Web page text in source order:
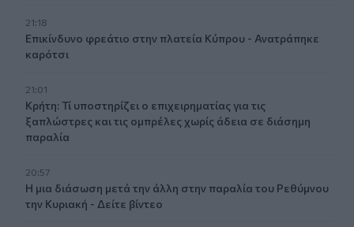
21:18
Επικίνδυνο φρεάτιο στην πλατεία Κύπρου - Ανατράπηκε
καρότσι
21:01
Κρήτη: Τί υποστηρίζει ο επιχειρηματίας για τις
ξαπλώστρες και τις ομπρέλες χωρίς άδεια σε διάσημη
παραλία
20:57
Η μια διάσωση μετά την άλλη στην παραλία του Ρεθύμνου
την Κυριακή - Δείτε βίντεο